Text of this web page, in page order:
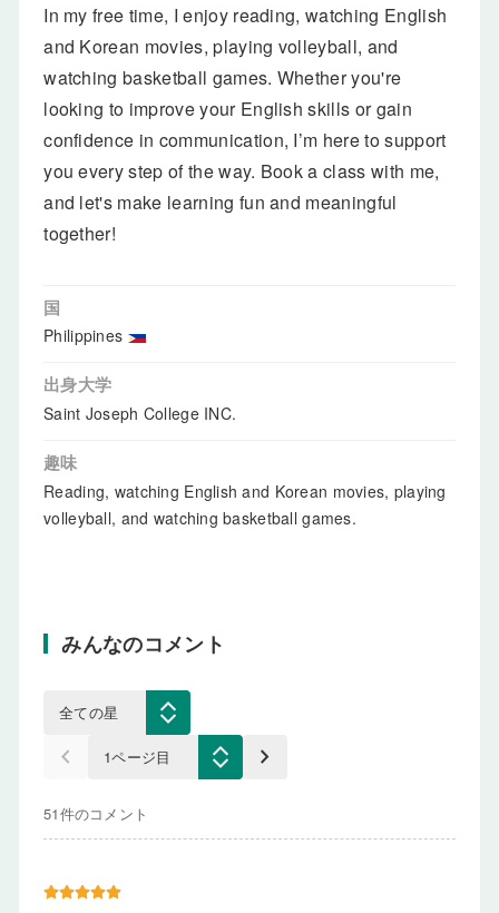
In my free time, I enjoy reading, watching English
and Korean movies, playing volleyball, and
watching basketball games. Whether you're
looking to improve your English skills or gain
confidence in communication, I’m here to support
you every step of the way. Book a class with me,
and let's make learning fun and meaningful
together!
国
Philippines
出身大学
Saint Joseph College INC.
趣味
Reading, watching English and Korean movies, playing
volleyball, and watching basketball games.
みんなのコメント
keyboard_arrow_left keyboard_arrow_right
51件のコメント